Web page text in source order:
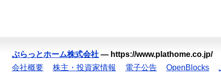
ぷらっとホーム株式会社 — https://www.plathome.co.jp/
会社概要
株主・投資家情報 電子公告 OpenBlocks